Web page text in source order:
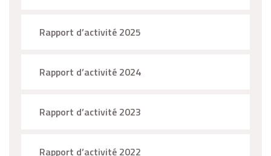
Rapport d’activité 2025
Rapport d’activité 2024
Rapport d’activité 2023
Rapport d’activité 2022